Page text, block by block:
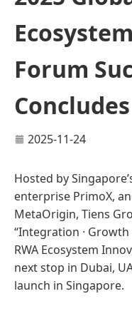
Forum
2025-11-24
Hosted by
enterprise PrimoX,
MetaOrigin, Tiens
“Integration ·
RWA Ecosystem
next stop in Dubai,
launch in Singapore.